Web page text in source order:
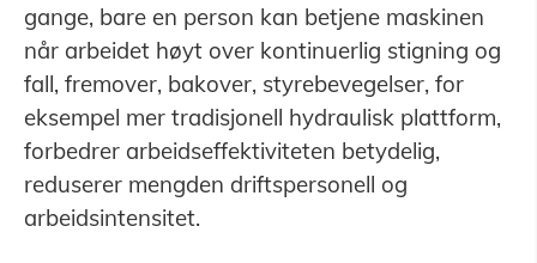
gange, bare en person kan betjene maskinen
når arbeidet høyt over kontinuerlig stigning og
fall, fremover, bakover, styrebevegelser, for
eksempel mer tradisjonell hydraulisk plattform,
forbedrer arbeidseffektiviteten betydelig,
reduserer mengden driftspersonell og
arbeidsintensitet.